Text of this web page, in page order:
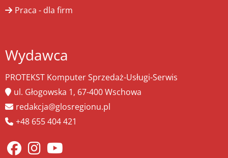
Praca - dla firm
Wydawca
PROTEKST Komputer Sprzedaż-Usługi-Serwis
ul. Głogowska 1, 67-400 Wschowa
redakcja@glosregionu.pl
+48 655 404 421